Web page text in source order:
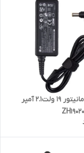
آداپتور مانیتور 19 ولت2.1 آمپر